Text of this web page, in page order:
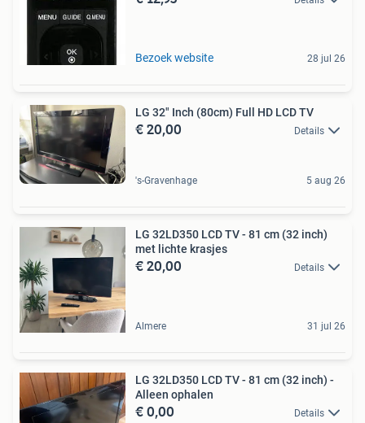
Bezoek website 28 jul 26
LG 32" Inch (80cm) Full HD LCD TV
€ 20,00 Details
's-Gravenhage 5 aug 26
LG 32LD350 LCD TV - 81 cm (32 inch)
met lichte krasjes
€ 20,00 Details
Almere 31 jul 26
LG 32LD350 LCD TV - 81 cm (32 inch) -
Alleen ophalen
€ 0,00 Details